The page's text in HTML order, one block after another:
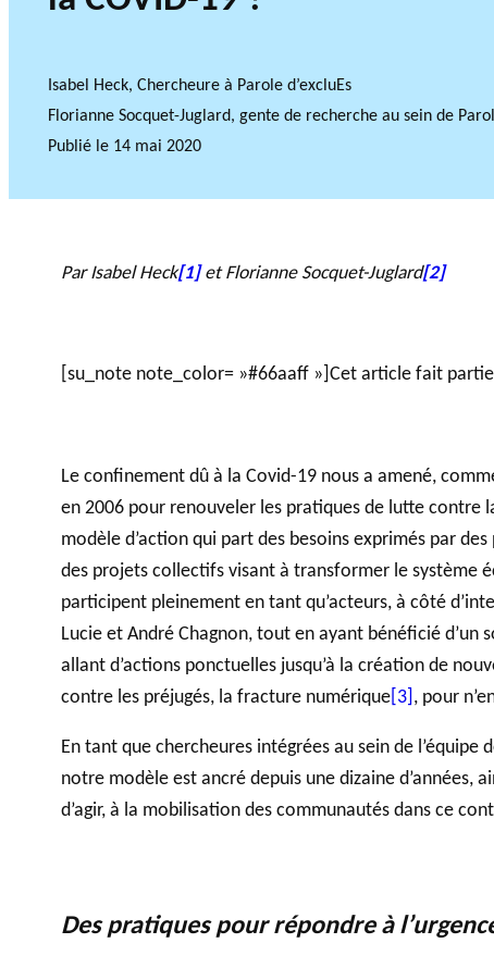
Accompagnem
ent aux OBNL
Isabel Heck, Chercheure à Parole d’excluEs
Florianne Socquet-Juglard, gente de recherche au sein de
Publié le 14 mai 2020
Par Isabel Heck[1]et Florianne Socquet-Juglard[2]
[su_note note_color= »#66aaff »]Cet article fait
Le confinement dû à la Covid-19 nous a amené,
en 2006 pour renouveler les pratiques de lutte contre
modèle d’action qui part des besoins exprimés par
des projets collectifs visant à transformer le système
participent pleinement en tant qu’acteurs, à côté
Lucie et André Chagnon, tout en ayant bénéficié
allant d’actions ponctuelles jusqu’à la création de
contre les préjugés, la fracture numérique[3], pour
En tant que chercheures intégrées au sein de
notre modèle est ancré depuis une dizaine
d’agir, à la mobilisation des communautés dans ce
Des pratiques pour répondre à